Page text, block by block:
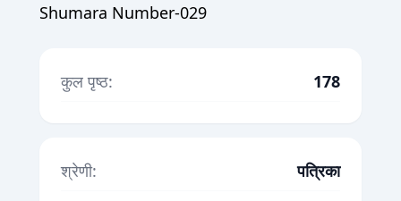
Shumara Number-029
कुल पृष्ठ: 178
श्रेणी:
पत्रिका